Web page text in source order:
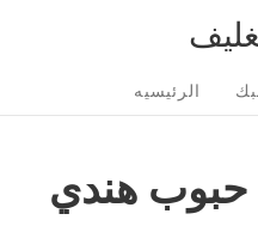
الرئيسيه
حبوب هندي